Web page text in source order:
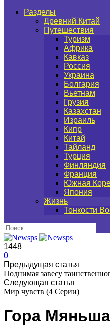
Разделы
Древний Китай
Путешествия
Туризм
Африка
Кавказ
Россия
Украина
Болгария
Вьетнам
Грузия
Казахстан
Израиль
Кипр
Китай
Тайланд
Турция
Финляндия
Франция
Южная
Япония
Жизнь
Тонкости
1448
0
Предыдущая статья
Поднимая завесу
Следующая статья
Мир чувств (4 Серии)
Гора